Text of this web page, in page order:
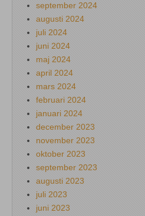
september 2024
augusti 2024
juli 2024
juni 2024
maj 2024
april 2024
mars 2024
februari 2024
januari 2024
december 2023
november 2023
oktober 2023
september 2023
augusti 2023
juli 2023
juni 2023